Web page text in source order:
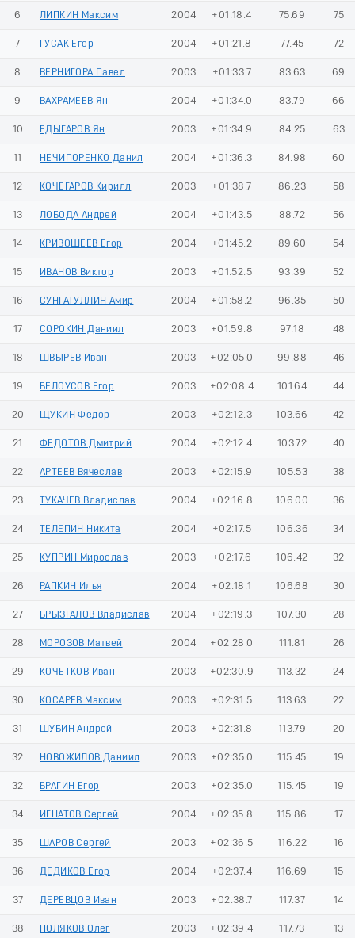
6 ЛИПКИН Максим 2004 +01:18.4 75.69 75
7 ГУСАК Егор 2004 +01:21.8 77.45 72
8 ВЕРНИГОРА Павел 2003 +01:33.7 83.63 69
9 ВАХРАМЕЕВ Ян 2004 +01:34.0 83.79 66
10 ЕДЫГАРОВ Ян 2003 +01:34.9 84.25 63
11 НЕЧИПОРЕНКО Данил 2004 +01:36.3 84.98 60
12 КОЧЕГАРОВ Кирилл 2003 +01:38.7 86.23 58
13 ЛОБОДА Андрей 2004 +01:43.5 88.72 56
14 КРИВОШЕЕВ Егор 2004 +01:45.2 89.60 54
15 ИВАНОВ Виктор 2003 +01:52.5 93.39 52
16 СУНГАТУЛЛИН Амир 2004 +01:58.2 96.35 50
17 СОРОКИН Даниил 2003 +01:59.8 97.18 48
18 ШВЫРЕВ Иван 2003 +02:05.0 99.88 46
19 БЕЛОУСОВ Егор 2003 +02:08.4 101.64 44
20 ЩУКИН Федор 2003 +02:12.3 103.66 42
21 ФЕДОТОВ Дмитрий 2004 +02:12.4 103.72 40
22 АРТЕЕВ Вячеслав 2003 +02:15.9 105.53 38
23 ТУКАЧЕВ Владислав 2004 +02:16.8 106.00 36
24 ТЕЛЕПИН Никита 2004 +02:17.5 106.36 34
25 КУПРИН Мирослав 2003 +02:17.6 106.42 32
26 РАПКИН Илья 2004 +02:18.1 106.68 30
27 БРЫЗГАЛОВ Владислав 2004 +02:19.3 107.30 28
28 МОРОЗОВ Матвей 2004 +02:28.0 111.81 26
29 КОЧЕТКОВ Иван 2003 +02:30.9 113.32 24
30 КОСАРЕВ Максим 2003 +02:31.5 113.63 22
31 ШУБИН Андрей 2003 +02:31.8 113.79 20
32 НОВОЖИЛОВ Даниил 2003 +02:35.0 115.45 19
32 БРАГИН Егор 2003 +02:35.0 115.45 19
34 ИГНАТОВ Сергей 2004 +02:35.8 115.86 17
35 ШАРОВ Сергей 2003 +02:36.5 116.22 16
36 ДЕДИКОВ Егор 2004 +02:37.4 116.69 15
37 ДЕРЕВЦОВ Иван 2003 +02:38.7 117.37 14
38 ПОЛЯКОВ Олег 2003 +02:39.4 117.73 13